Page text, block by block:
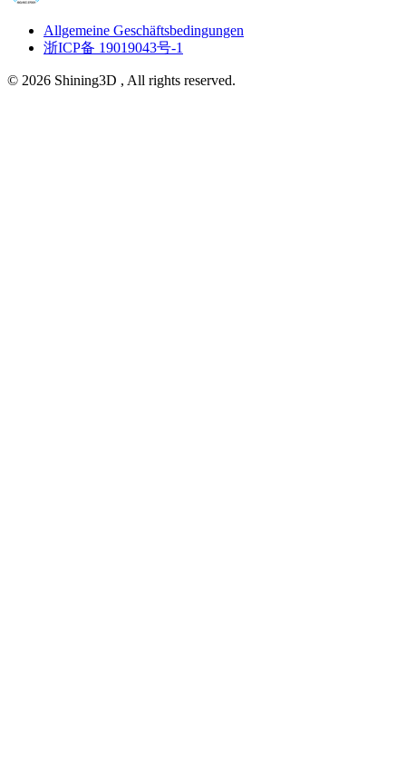
Allgemeine Geschäftsbedingungen
浙ICP备 19019043号-1
© 2026 Shining3D , All rights reserved.